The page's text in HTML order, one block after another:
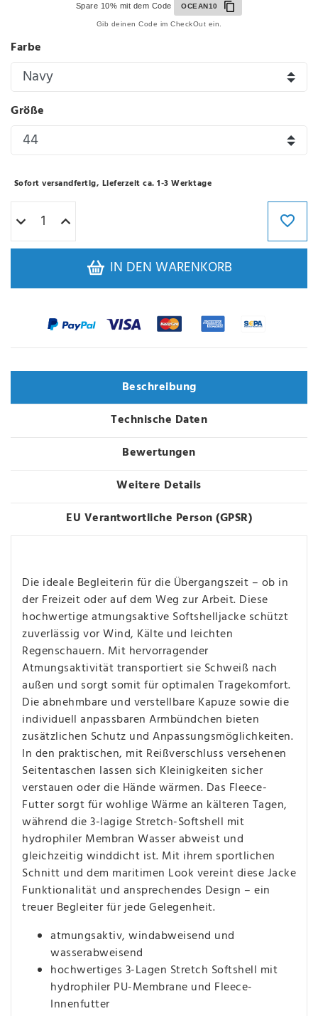
Spare 10% mit dem Code OCEAN10
Gib deinen Code im CheckOut ein.
Farbe
Größe
Sofort versandfertig, Lieferzeit ca. 1-3 Werktage
IN DEN WARENKORB
Beschreibung
Technische Daten
Bewertungen
Weitere Details
EU Verantwortliche Person (GPSR)
Die ideale Begleiterin für die Übergangszeit – ob in
der Freizeit oder auf dem Weg zur Arbeit. Diese
hochwertige atmungsaktive Softshelljacke schützt
zuverlässig vor Wind, Kälte und leichten
Regenschauern. Mit hervorragender
Atmungsaktivität transportiert sie Schweiß nach
außen und sorgt somit für optimalen Tragekomfort.
Die abnehmbare und verstellbare Kapuze sowie die
individuell anpassbaren Armbündchen bieten
zusätzlichen Schutz und Anpassungsmöglichkeiten.
In den praktischen, mit Reißverschluss versehenen
Seitentaschen lassen sich Kleinigkeiten sicher
verstauen oder die Hände wärmen. Das Fleece-
Futter sorgt für wohlige Wärme an kälteren Tagen,
während die 3-lagige Stretch-Softshell mit
hydrophiler Membran Wasser abweist und
gleichzeitig winddicht ist. Mit ihrem sportlichen
Schnitt und dem maritimen Look vereint diese Jacke
Funktionalität und ansprechendes Design – ein
treuer Begleiter für jede Gelegenheit.
atmungsaktiv, windabweisend und
wasserabweisend
hochwertiges 3-Lagen Stretch Softshell mit
hydrophiler PU-Membrane und Fleece-
Innenfutter